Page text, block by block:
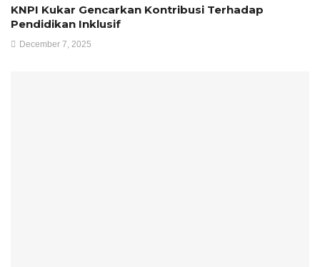
KNPI Kukar Gencarkan Kontribusi Terhadap
Pendidikan Inklusif
December 7, 2025